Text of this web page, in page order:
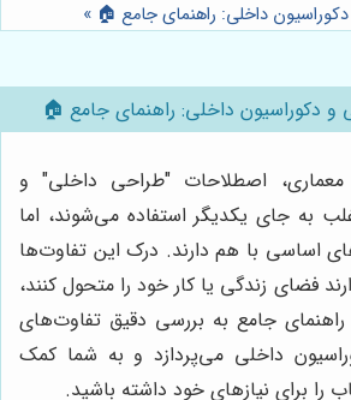
داخلی: راهنمای جامع 🏠 »
دکوراسیون داخلی: راهنمای جامع 🏠
اصطلاحات "طراحی داخلی" و
به جای یکدیگر استفاده می‌شوند، اما
اساسی با هم دارند. درک این تفاوت‌ها
فضای زندگی یا کار خود را متحول کنند،
جامع به بررسی دقیق تفاوت‌های
داخلی می‌پردازد و به شما کمک
را برای نیازهای خود داشته باشید.